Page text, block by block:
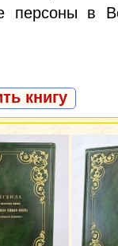
персоны в
книгу